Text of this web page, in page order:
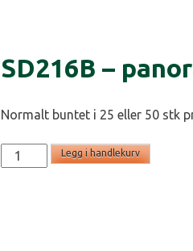
SD216B –
Normalt buntet i 25 eller 50 stk
SD216B
-
Legg i handlekurv